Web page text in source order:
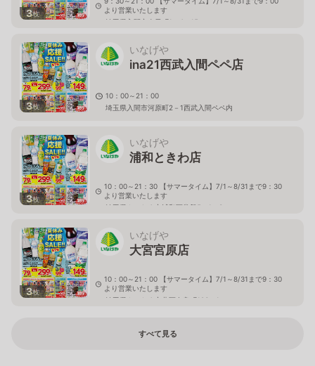
3枚
より営業いたします
埼玉県入間市春日町1－4－15
3枚
いなげや
ina21西武入間ペペ店
10：00～21：00
埼玉県入間市河原町2－1西武入間ペペ内
3枚
いなげや
浦和ときわ店
10：00～21：30 【サマータイム】7/1～8/31まで9：30
より営業いたします
埼玉県さいたま市浦和区常盤5－1－3
3枚
いなげや
大宮宮原店
10：00～21：00 【サマータイム】7/1～8/31まで9：30
より営業いたします
埼玉県さいたま市北区奈良町106－1
すべて見る